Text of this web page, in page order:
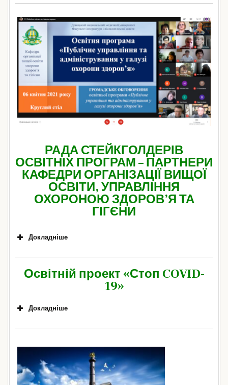
РАДА СТЕЙКГОЛДЕРІВ
ОСВІТНІХ ПРОГРАМ – ПАРТНЕРИ
КАФЕДРИ ОРГАНІЗАЦІЇ ВИЩОЇ
ОСВІТИ, УПРАВЛІННЯ
ОХОРОНОЮ ЗДОРОВ’Я ТА
ГІГЄНИ
Докладніше
Освітній проект «Стоп COVID-
19»
Докладніше